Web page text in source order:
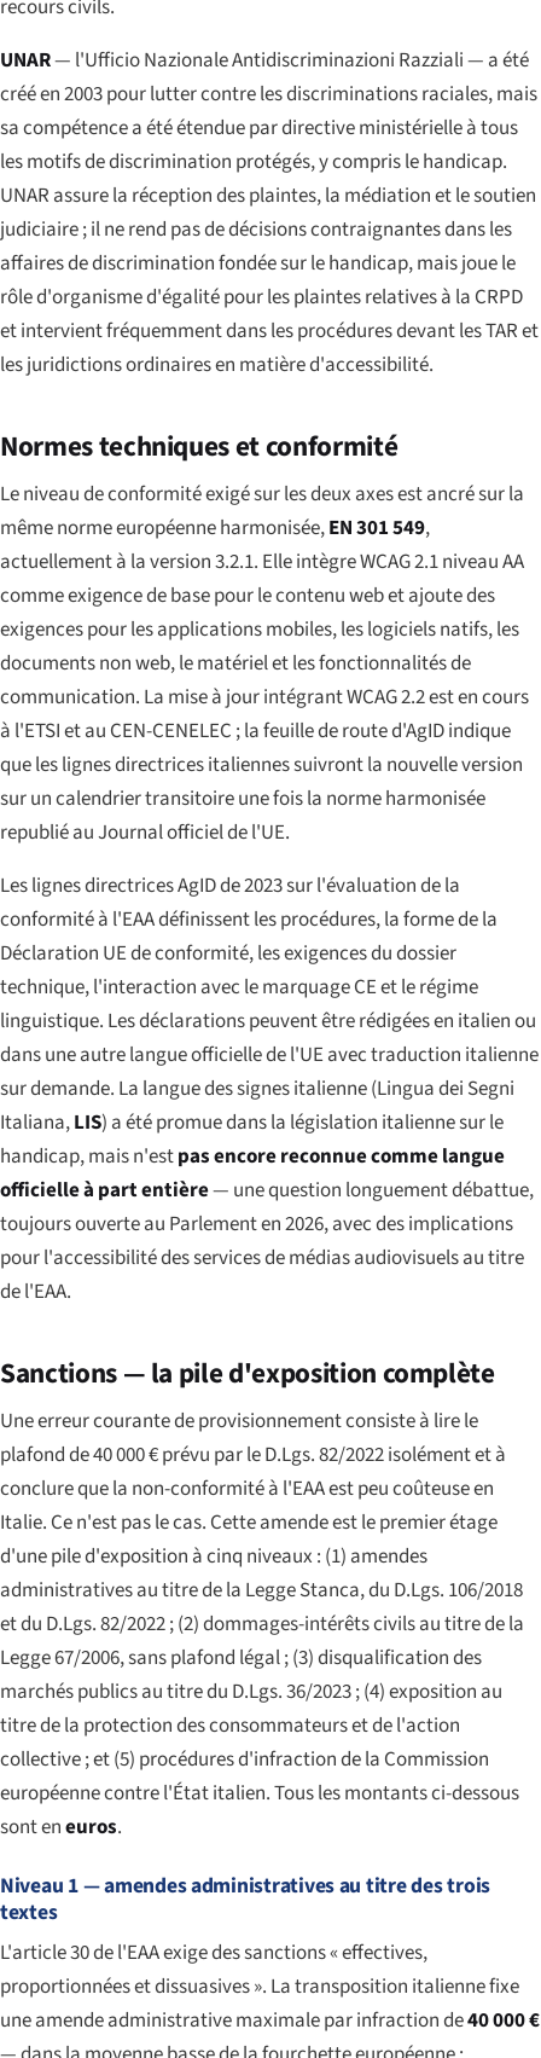
recours civils.
UNAR— l'Ufficio Nazionale Antidiscriminazioni Razziali— a été
créé en 2003 pour lutter contre les discriminations raciales, mais
sa compétence a été étendue par directive ministérielle à tous
les motifs de discrimination protégés, y compris le handicap.
UNAR assure la réception des plaintes, la médiation et le soutien
judiciaire ; il ne rend pas de décisions contraignantes dans les
affaires de discrimination fondée sur le handicap, mais joue le
rôle d'organisme d'égalité pour les plaintes relatives à la CRPD
et intervient fréquemment dans les procédures devant les TAR et
les juridictions ordinaires en matière d'accessibilité.
Normes techniques et conformité
Le niveau de conformité exigé sur les deux axes est ancré sur la
même norme européenne harmonisée,EN 301 549,
actuellement à la version 3.2.1. Elle intègre WCAG 2.1 niveau AA
comme exigence de base pour le contenu web et ajoute des
exigences pour les applications mobiles, les logiciels natifs, les
documents non web, le matériel et les fonctionnalités de
communication. La mise à jour intégrant WCAG 2.2 est en cours
à l'ETSI et au CEN-CENELEC ; la feuille de route d'AgID indique
que les lignes directrices italiennes suivront la nouvelle version
sur un calendrier transitoire une fois la norme harmonisée
republié au Journal officiel de l'UE.
Les lignes directrices AgID de 2023 sur l'évaluation de la
conformité à l'EAA définissent les procédures, la forme de la
Déclaration UE de conformité, les exigences du dossier
technique, l'interaction avec le marquage CE et le régime
linguistique. Les déclarations peuvent être rédigées en italien ou
dans une autre langue officielle de l'UE avec traduction italienne
sur demande. La langue des signes italienne (Lingua dei Segni
Italiana,LIS) a été promue dans la législation italienne sur le
handicap, mais n'estpas encore reconnue comme langue
officielle à part entière— une question longuement débattue,
toujours ouverte au Parlement en 2026, avec des implications
pour l'accessibilité des services de médias audiovisuels au titre
de l'EAA.
Sanctions — la pile d'exposition complète
Une erreur courante de provisionnement consiste à lire le
plafond de 40 000 € prévu par le D.Lgs. 82/2022 isolément et à
conclure que la non-conformité à l'EAA est peu coûteuse en
Italie. Ce n'est pas le cas. Cette amende est le premier étage
d'une pile d'exposition à cinq niveaux : (1) amendes
administratives au titre de la Legge Stanca, du D.Lgs. 106/2018
et du D.Lgs. 82/2022 ; (2) dommages-intérêts civils au titre de la
Legge 67/2006, sans plafond légal ; (3) disqualification des
marchés publics au titre du D.Lgs. 36/2023 ; (4) exposition au
titre de la protection des consommateurs et de l'action
collective ; et (5) procédures d'infraction de la Commission
européenne contre l'État italien. Tous les montants ci-dessous
sont eneuros.
Niveau 1 — amendes administratives au titre des trois
textes
L'article 30 de l'EAA exige des sanctions « effectives,
proportionnées et dissuasives ». La transposition italienne fixe
une amende administrative maximale par infraction de40 000 €